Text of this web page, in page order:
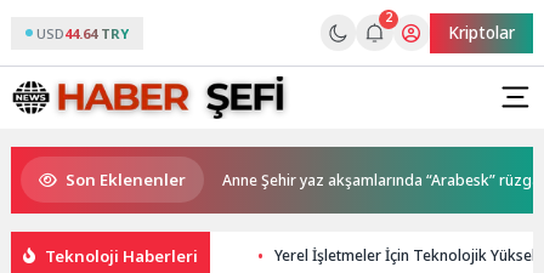
USD44.64 TRY
2
Kriptolar
Son Eklenenler
buldu Anne Şehir yaz akşamlarında “Arabesk” rüzgârı esti
Teknoloji Haberleri Yerel İşletmeler İçin Teknolojik